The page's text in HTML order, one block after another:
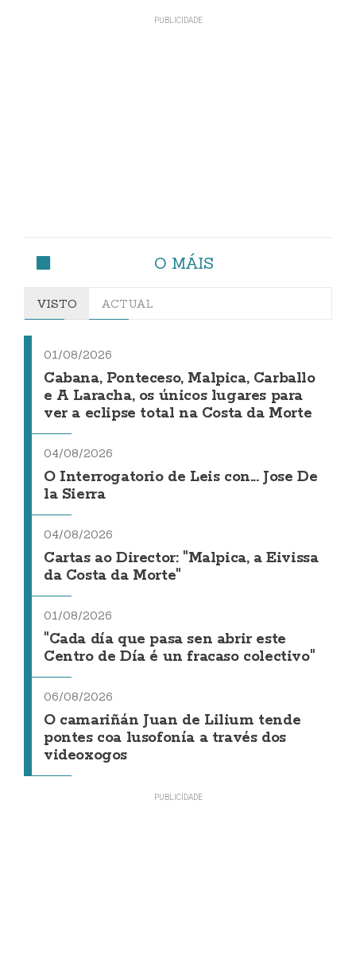
O MÁIS
VISTO ACTUAL
01/08/2026
Cabana, Ponteceso, Malpica, Carballo
e A Laracha, os únicos lugares para
ver a eclipse total na Costa da Morte
04/08/2026
O Interrogatorio de Leis con... Jose De
la Sierra
04/08/2026
Cartas ao Director: "Malpica, a Eivissa
da Costa da Morte"
01/08/2026
"Cada día que pasa sen abrir este
Centro de Día é un fracaso colectivo"
06/08/2026
O camariñán Juan de Lilium tende
pontes coa lusofonía a través dos
videoxogos